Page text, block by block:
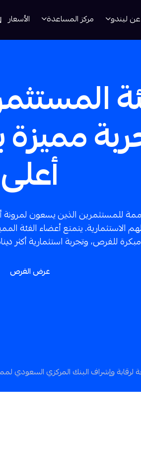
عن ليندو مركز المساعدة الأسعار
أعلى
للمستثمرين الذين يسعون
الاستثمارية. يتمتع أعضاء الفئة
مبكرة للفرص، وتجربة استثمارية أكثر
عرض الفرص
وإشراف البنك المركزي السعودي